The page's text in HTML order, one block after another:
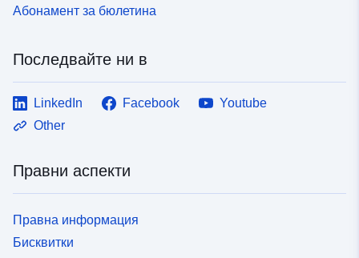
Абонамент за бюлетина
Последвайте ни в
LinkedIn Facebook
Youtube
Other
Правни аспекти
Правна информация
Бисквитки